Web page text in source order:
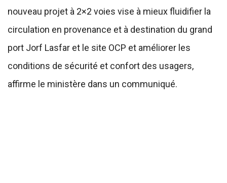
nouveau projet à 2×2 voies vise à mieux fluidifier la
circulation en provenance et à destination du grand
port Jorf Lasfar et le site OCP et améliorer les
conditions de sécurité et confort des usagers,
affirme le ministère dans un communiqué.